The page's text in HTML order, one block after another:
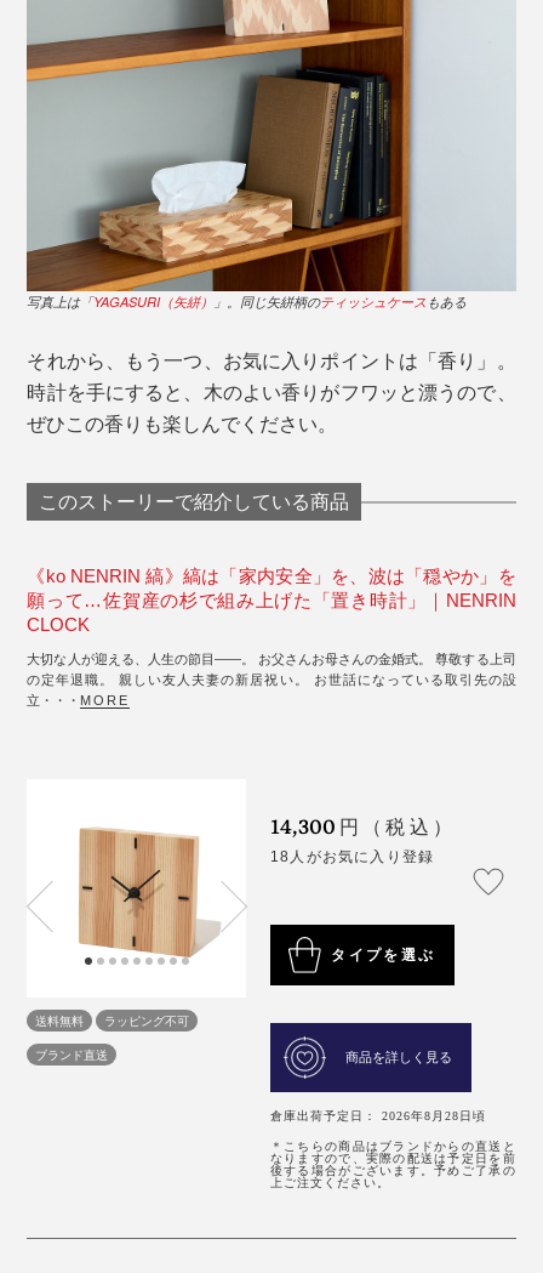
写真上は「YAGASURI（矢絣） 」。同じ矢絣柄のティッシュケース もある
それから、もう一つ、お気に入りポイントは「香り」。
時計を手にすると、木のよい香りがフワッと漂うので、
ぜひこの香りも楽しんでください。
このストーリーで紹介している商品
《ko NENRIN 縞》縞は「家内安全」を、波は「穏やか」を
願って…佐賀産の杉で組み上げた「置き時計」｜NENRIN
CLOCK
大切な人が迎える、人生の節目――。 お父さんお母さんの金婚式。 尊敬する上司
の定年退職。 親しい友人夫妻の新居祝い。 お世話になっている取引先の設
立・・・ MORE
送料無料
ラッピング不可
ブランド直送
14,300 円（税込）
18人がお気に入り登録
タイプを選ぶ
商品を詳しく見る
倉庫出荷予定日： 2026年8月28日頃
＊こちらの商品はブランドからの直送と
なりますので、実際の配送は予定日を前
後する場合がございます。予めご了承の
上ご注文ください。